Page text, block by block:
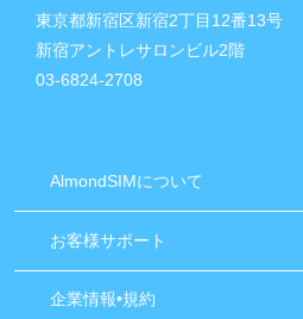
東京都新宿区新宿2丁目12番13号
新宿アントレサロンビル2階
03-6824-2708
AlmondSIMについて
お客様サポート
企業情報•規約